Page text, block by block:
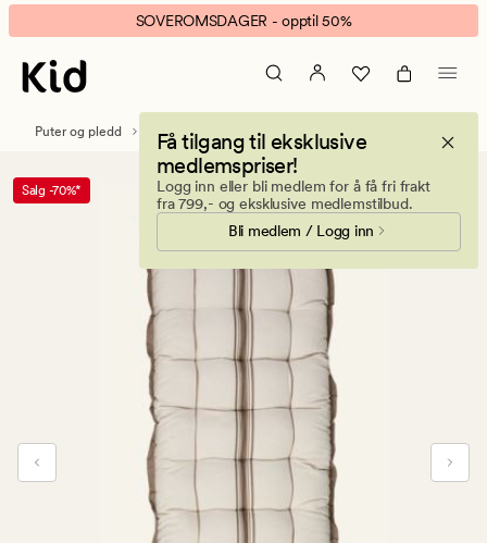
Riposo
sittepute
brun
banner.
Klikk
ESCAPE
pause.
SOVEROMSDAGER - opptil 50%
Få tilgang til eksklusive
medlemspriser!
Logg inn eller bli medlem for å få fri frakt
fra 799,- og eksklusive medlemstilbud.
Bli medlem / Logg inn
Puter og pledd Stolputer & Sitteputer
Salg -70%*